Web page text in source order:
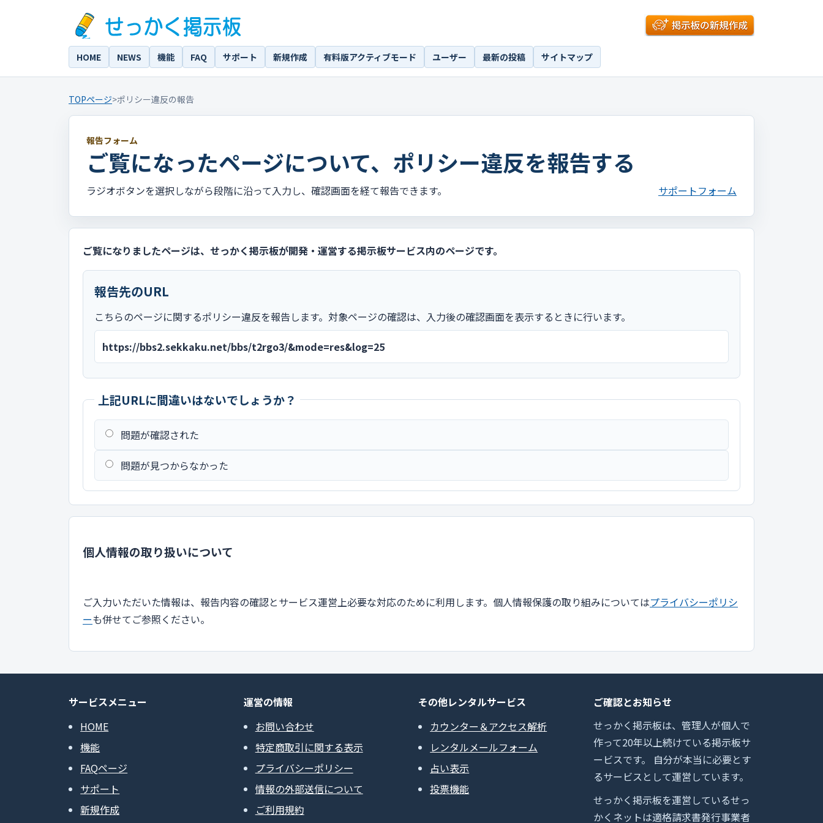
HOME NEWS 機能 FAQ サポート 新規作成 有料版アクティブモード ユーザー 最新の投稿 サイトマップ
TOPページ>ポリシー違反の報告
報告フォーム
ご覧になったページについて、ポリシー違反を報告する
ラジオボタンを選択しながら段階に沿って入力し、確認画面を経て報告できます。 サポートフォーム
ご覧になりましたページは、せっかく掲示板が開発・運営する掲示板サービス内のページです。
報告先のURL
こちらのページに関するポリシー違反を報告します。対象ページの確認は、入力後の確認画面を表示するときに行います。
https://bbs2.sekkaku.net/bbs/t2rgo3/&mode=res&log=25
上記URLに間違いはないでしょうか？
問題が確認された
問題が見つからなかった
個人情報の取り扱いについて
ご入力いただいた情報は、報告内容の確認とサービス運営上必要な対応のために利用します。個人情報保護の取り組みについてはプライバシーポリシ
ーも併せてご参照ください。
サービスメニュー
HOME
機能
FAQページ
サポート
新規作成
運営の情報
お問い合わせ
特定商取引に関する表示
プライバシーポリシー
情報の外部送信について
ご利用規約
その他レンタルサービス
カウンター＆アクセス解析
レンタルメールフォーム
占い表示
投票機能
ご確認とお知らせ
せっかく掲示板は、管理人が個人で
作って20年以上続けている掲示板サ
ービスです。 自分が本当に必要とす
るサービスとして運営しています。
せっかく掲示板を運営しているせっ
かくネットは適格請求書発行事業者